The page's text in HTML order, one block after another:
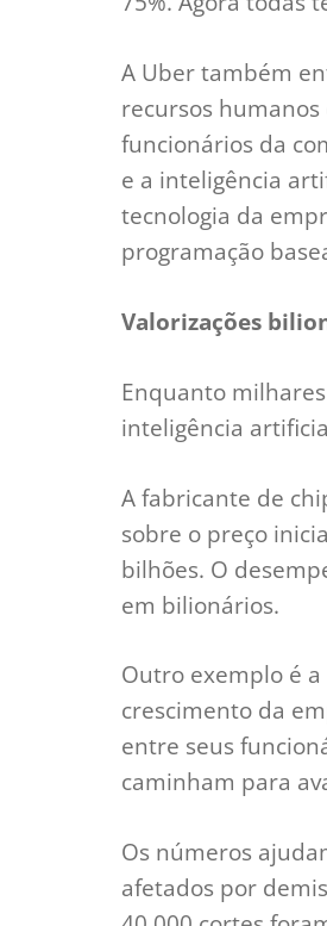
A Uber também
recursos
funcionários da
e a inteligência
tecnologia da
programação
Valorizações
Enquanto
inteligência
A fabricante de
sobre o preço
bilhões. O
em bilionários.
Outro exemplo é a
crescimento da
entre seus
caminham para
Os números
afetados por